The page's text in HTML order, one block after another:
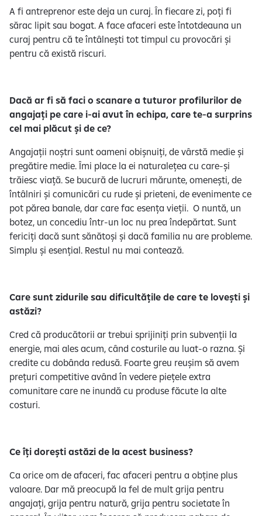
A fi antreprenor este deja un curaj. În fiecare zi, poți fi
sărac lipit sau bogat. A face afaceri este întotdeauna un
curaj pentru că te întâlnești tot timpul cu provocări și
pentru că există riscuri.
Dacă ar fi să faci o scanare a tuturor profilurilor de
angajați pe care i-ai avut în echipa, care te-a surprins
cel mai plăcut și de ce?
Angajații noștri sunt oameni obișnuiți, de vârstă medie și
pregătire medie. Îmi place la ei naturalețea cu care-și
trăiesc viață. Se bucură de lucruri mărunte, omenești, de
întâlniri și comunicări cu rude și prieteni, de evenimente ce
pot părea banale, dar care fac esența vieții. O nuntă, un
botez, un concediu într-un loc nu prea îndepărtat. Sunt
fericiți dacă sunt sănătoși și dacă familia nu are probleme.
Simplu și esențial. Restul nu mai contează.
Care sunt zidurile sau dificultățile de care te lovești și
astăzi?
Cred că producătorii ar trebui sprijiniți prin subvenții la
energie, mai ales acum, când costurile au luat-o razna. Și
credite cu dobânda redusă. Foarte greu reușim să avem
prețuri competitive având în vedere piețele extra
comunitare care ne inundă cu produse făcute la alte
costuri.
Ce îți dorești astăzi de la acest business?
Ca orice om de afaceri, fac afaceri pentru a obține plus
valoare. Dar mă preocupă la fel de mult grija pentru
angajați, grija pentru natură, grija pentru societate în